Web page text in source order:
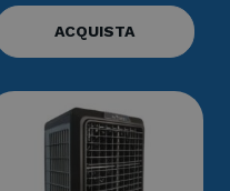
ACQUISTA